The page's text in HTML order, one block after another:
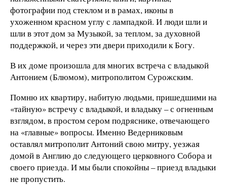
фотографии под стеклом и в рамах, иконы в
ухоженном красном углу с лампадкой. И люди шли и
шли в этот дом за Музыкой, за теплом, за духовной
поддержкой, и через эти двери приходили к Богу.
В их доме произошла для многих встреча с владыкой
Антонием (Блюмом), митрополитом Сурожским.
Помню их квартиру, набитую людьми, пришедшими на
«тайную» встречу с владыкой, и владыку – с огненным
взглядом, в простом сером подряснике, отвечающего
на «главные» вопросы. Именно Ведерниковым
оставлял митрополит Антоний свою митру, уезжая
домой в Англию до следующего церковного Собора и
своего приезда. И мы были спокойны – приезд владыки
не пропустить.